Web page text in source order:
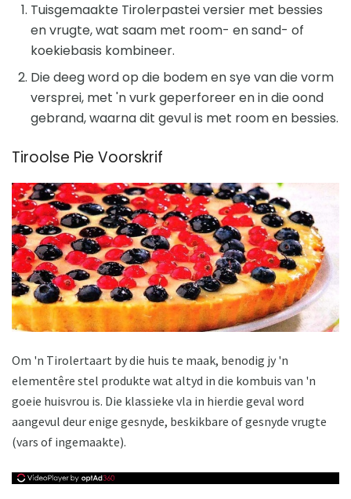
Tuisgemaakte Tirolerpastei versier met bessies
en vrugte, wat saam met room- en sand- of
koekiebasis kombineer.
Die deeg word op die bodem en sye van die vorm
versprei, met 'n vurk geperforeer en in die oond
gebrand, waarna dit gevul is met room en bessies.
Tiroolse Pie Voorskrif
Om 'n Tirolertaart by die huis te maak, benodig jy 'n
elementêre stel produkte wat altyd in die kombuis van 'n
goeie huisvrou is. Die klassieke vla in hierdie geval word
aangevul deur enige gesnyde, beskikbare of gesnyde vrugte
(vars of ingemaakte).